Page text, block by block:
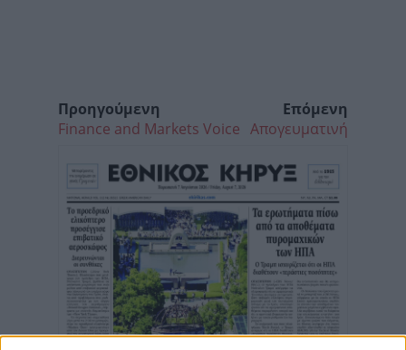
Προηγούμενη
Finance and Markets Voice
Επόμενη
Απογευματινή